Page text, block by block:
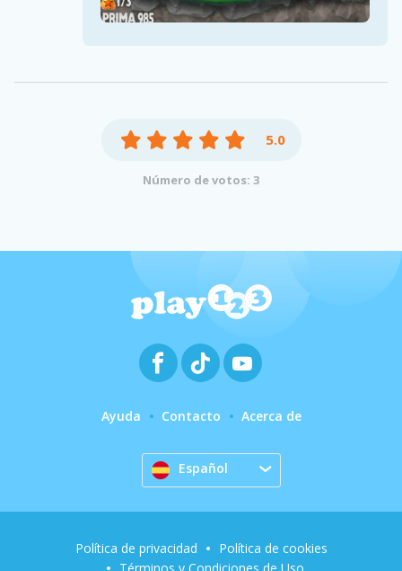
5.0
Número de votos: 3
Ayuda Contacto Acerca de
Español
Política de privacidad
Política de cookies